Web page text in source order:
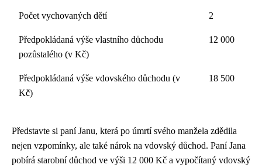
Počet vychovaných dětí 2
Předpokládaná výše vlastního důchodu
pozůstalého (v Kč)
12 000
Předpokládaná výše vdovského důchodu (v
Kč)
18 500
Představte si paní Janu, která po úmrtí svého manžela zdědila
nejen vzpomínky, ale také nárok na vdovský důchod. Paní Jana
pobírá starobní důchod ve výši 12 000 Kč a vypočítaný vdovský